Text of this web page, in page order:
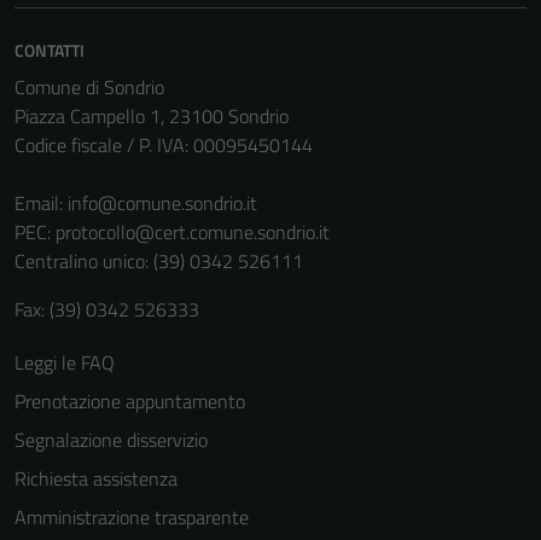
CONTATTI
Comune di Sondrio
Piazza Campello 1, 23100 Sondrio
Codice fiscale / P. IVA: 00095450144
Email: info@comune.sondrio.it
PEC: protocollo@cert.comune.sondrio.it
Centralino unico: (39) 0342 526111
Fax: (39) 0342 526333
Leggi le FAQ
Prenotazione appuntamento
Segnalazione disservizio
Richiesta assistenza
Amministrazione trasparente
disabilitati.